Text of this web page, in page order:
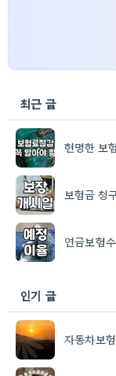
최근 글
현명한 보
보험금 청
연금보험
인기 글
자동차보